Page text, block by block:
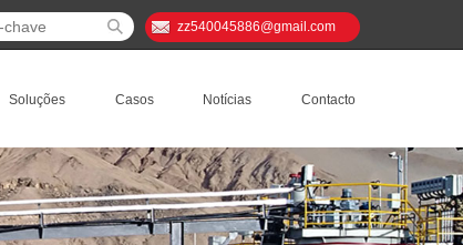
zz540045886@gmail.com
Contacto
Notícias
Casos
Soluções